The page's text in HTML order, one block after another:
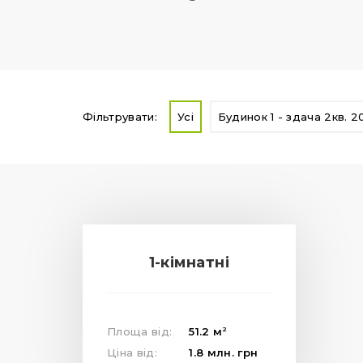
Фільтрувати: Усі Будинок 1 - здача 2кв.
1-кімнатні
Площа від: 51.2 м 2
Ціна від: 1.8 млн. грн